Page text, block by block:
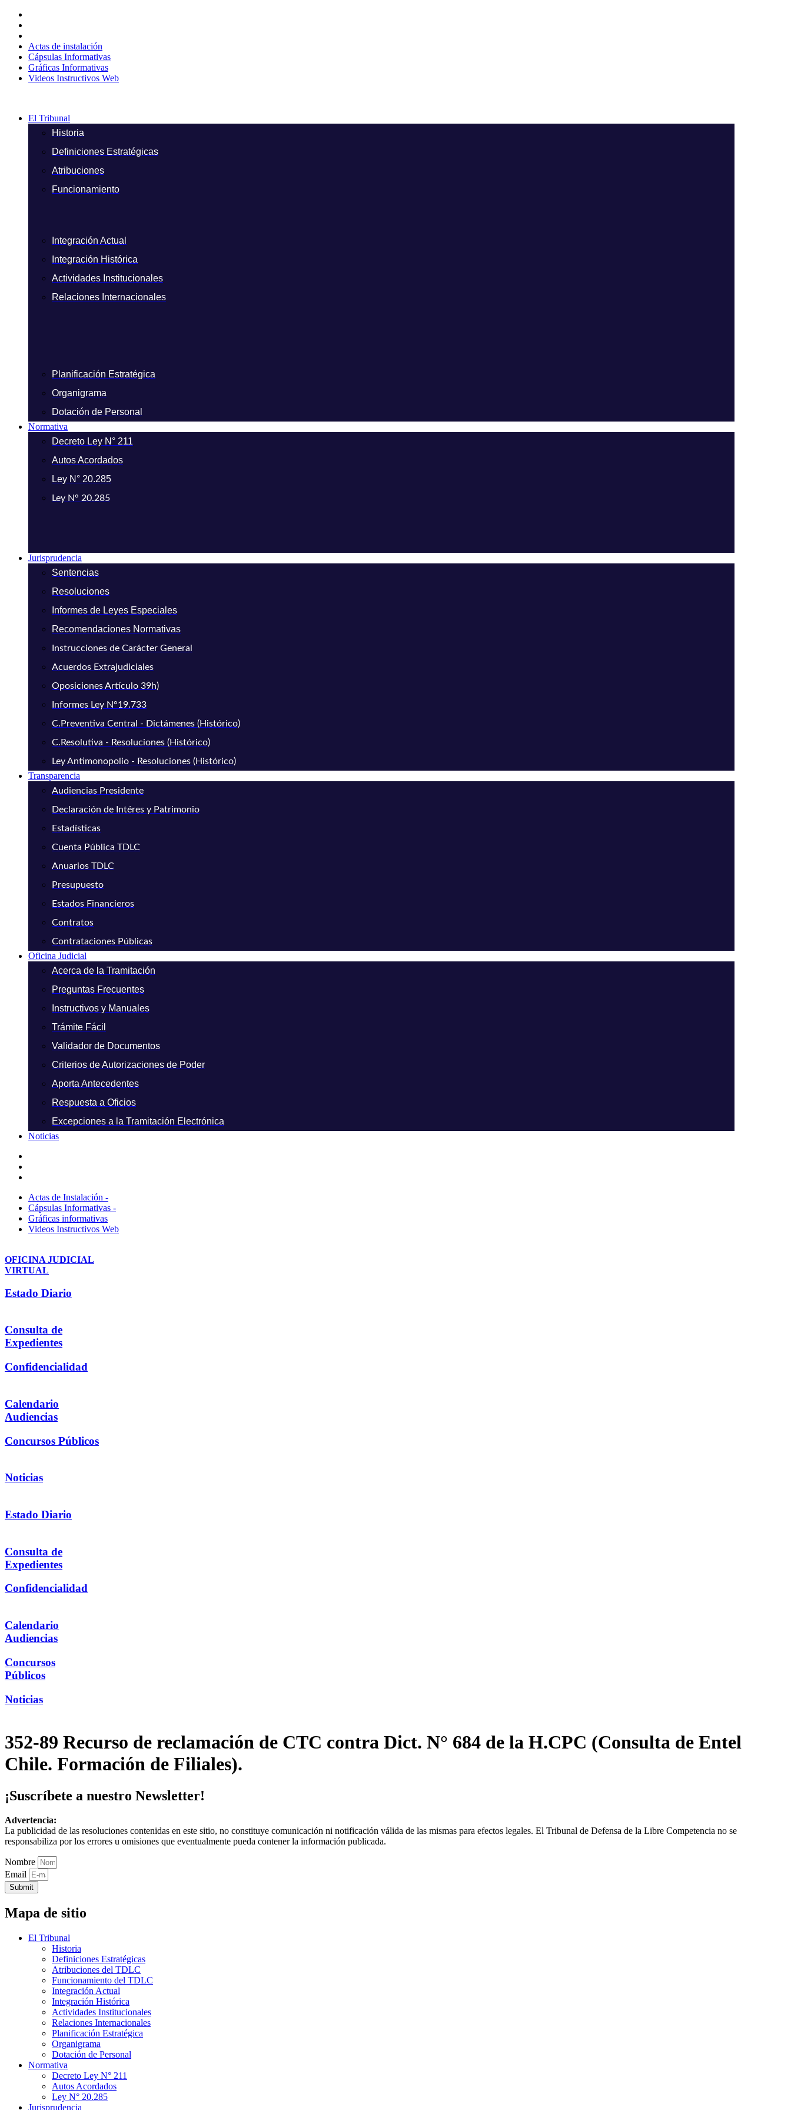
contenido
Actas de instalación
Cápsulas Informativas
Gráficas Informativas
Videos Instructivos Web
El Tribunal
Historia
Definiciones Estratégicas
Atribuciones
Funcionamiento
Integración Actual
Integración Histórica
Actividades Institucionales
Relaciones Internacionales
Planificación Estratégica
Organigrama
Dotación de Personal
Normativa
Decreto Ley N° 211
Autos Acordados
Ley N° 20.285
Ley N° 20.285
Jurisprudencia
Sentencias
Resoluciones
Informes de Leyes Especiales
Recomendaciones Normativas
Instrucciones de Carácter General
Acuerdos Extrajudiciales
Oposiciones Artículo 39h)
Informes Ley N°19.733
C.Preventiva Central - Dictámenes (Histórico)
C.Resolutiva - Resoluciones (Histórico)
Ley Antimonopolio - Resoluciones (Histórico)
Transparencia
Audiencias Presidente
Declaración de Intéres y Patrimonio
Estadísticas
Cuenta Pública TDLC
Anuarios TDLC
Presupuesto
Estados Financieros
Contratos
Contrataciones Públicas
Oficina Judicial
Acerca de la Tramitación
Preguntas Frecuentes
Instructivos y Manuales
Trámite Fácil
Validador de Documentos
Criterios de Autorizaciones de Poder
Aporta Antecedentes
Respuesta a Oficios
Excepciones a la Tramitación Electrónica
Noticias
Actas de Instalación -
Cápsulas Informativas -
Gráficas informativas
Videos Instructivos Web
OFICINA JUDICIAL
VIRTUAL
Estado Diario
Consulta de
Expedientes
Confidencialidad
Calendario
Audiencias
Concursos Públicos
Noticias
Estado Diario
Consulta de
Expedientes
Confidencialidad
Calendario
Audiencias
Concursos
Públicos
Noticias
352-89 Recurso de reclamación de CTC contra Dict. N° 684 de la H.CPC (Consulta de Entel
Chile. Formación de Filiales).
¡Suscríbete a nuestro Newsletter!
Advertencia:
La publicidad de las resoluciones contenidas en este sitio, no constituye comunicación ni notificación válida de las mismas para efectos legales. El Tribunal de Defensa de la Libre Competencia no se
responsabiliza por los errores u omisiones que eventualmente pueda contener la información publicada.
Nombre
Email
Submit
Mapa de sitio
El Tribunal
Historia
Definiciones Estratégicas
Atribuciones del TDLC
Funcionamiento del TDLC
Integración Actual
Integración Histórica
Actividades Institucionales
Relaciones Internacionales
Planificación Estratégica
Organigrama
Dotación de Personal
Normativa
Decreto Ley N° 211
Autos Acordados
Ley N° 20.285
Jurisprudencia